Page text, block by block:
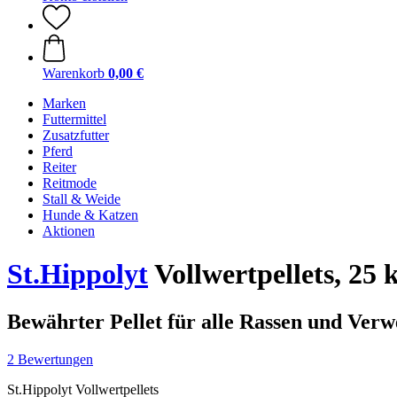
Warenkorb 0,00 €
Marken
Futtermittel
Zusatzfutter
Pferd
Reiter
Reitmode
Stall & Weide
Hunde & Katzen
Aktionen
St.HippolytVollwertpellets, 25
Bewährter Pellet für alle Rassen und
2 Bewertungen
St.Hippolyt Vollwertpellets